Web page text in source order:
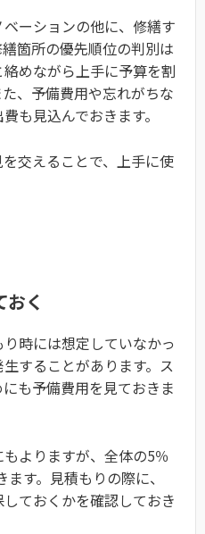
ーションの他に、修繕す
箇所の優先順位の判別は
めながら上手に予算を割
、予備費用や忘れがちな
も見込んでおきます。
交えることで、上手に使
く
時には想定していなかっ
することがあります。ス
も予備費用を見ておきま
よりますが、全体の5％
す。見積もりの際に、
ておくかを確認しておき